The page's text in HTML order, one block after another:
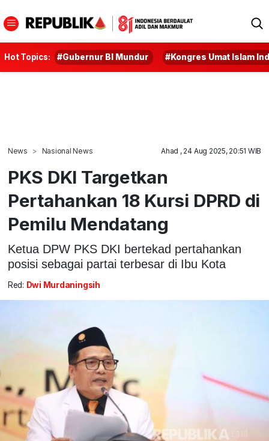
Hot Topics: #Gubernur BI Mundur #Kongres Umat Islam
News Nasional News Ahad , 24 Aug 2025, 20:51 WIB
PKS DKI Targetkan
Pertahankan 18 Kursi DPRD di
Pemilu Mendatang
Ketua DPW PKS DKI bertekad pertahankan
posisi sebagai partai terbesar di Ibu Kota
Red: Dwi Murdaningsih